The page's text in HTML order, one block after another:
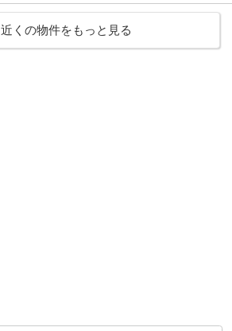
近くの物件をもっと見る